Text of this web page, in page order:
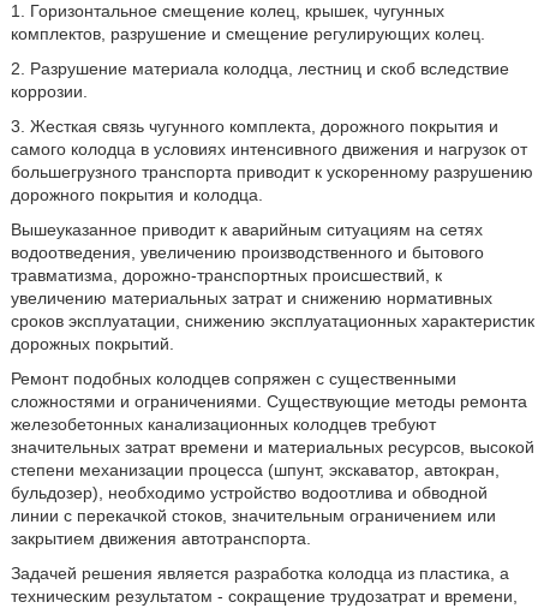
1. Горизонтальное смещение колец, крышек, чугунных
комплектов, разрушение и смещение регулирующих колец.
2. Разрушение материала колодца, лестниц и скоб вследствие
коррозии.
3. Жесткая связь чугунного комплекта, дорожного покрытия и
самого колодца в условиях интенсивного движения и нагрузок от
большегрузного транспорта приводит к ускоренному разрушению
дорожного покрытия и колодца.
Вышеуказанное приводит к аварийным ситуациям на сетях
водоотведения, увеличению производственного и бытового
травматизма, дорожно-транспортных происшествий, к
увеличению материальных затрат и снижению нормативных
сроков эксплуатации, снижению эксплуатационных характеристик
дорожных покрытий.
Ремонт подобных колодцев сопряжен с существенными
сложностями и ограничениями. Существующие методы ремонта
железобетонных канализационных колодцев требуют
значительных затрат времени и материальных ресурсов, высокой
степени механизации процесса (шпунт, экскаватор, автокран,
бульдозер), необходимо устройство водоотлива и обводной
линии с перекачкой стоков, значительным ограничением или
закрытием движения автотранспорта.
Задачей решения является разработка колодца из пластика, а
техническим результатом - сокращение трудозатрат и времени,